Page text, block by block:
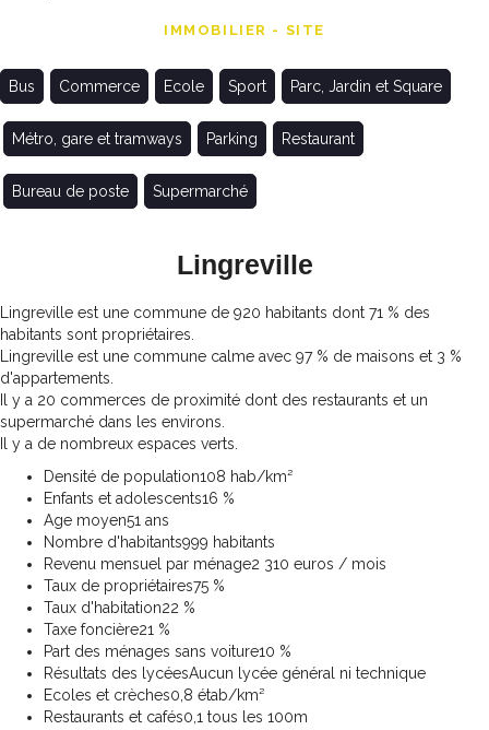
IMMOBILIER - SITE
Bus Commerce Ecole Sport Parc, Jardin et Square
Métro, gare et tramways Parking Restaurant
Bureau de poste Supermarché
Lingreville
Lingreville est une commune de 920 habitants dont 71 % des
habitants sont propriétaires.
Lingreville est une commune calme avec 97 % de maisons et 3 %
d'appartements.
Il y a 20 commerces de proximité dont des restaurants et un
supermarché dans les environs.
Il y a de nombreux espaces verts.
Densité de population108 hab/km²
Enfants et adolescents16 %
Age moyen51 ans
Nombre d'habitants999 habitants
Revenu mensuel par ménage2 310 euros / mois
Taux de propriétaires75 %
Taux d'habitation22 %
Taxe foncière21 %
Part des ménages sans voiture10 %
Résultats des lycéesAucun lycée général ni technique
Ecoles et crèches0,8 étab/km²
Restaurants et cafés0,1 tous les 100m